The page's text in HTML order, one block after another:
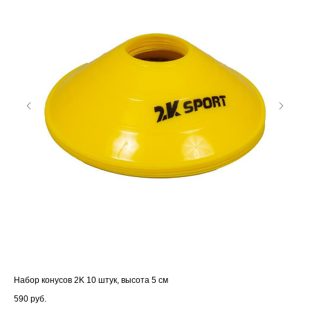
Набор конусов 2K 10 штук, высота 5 см
590 руб.